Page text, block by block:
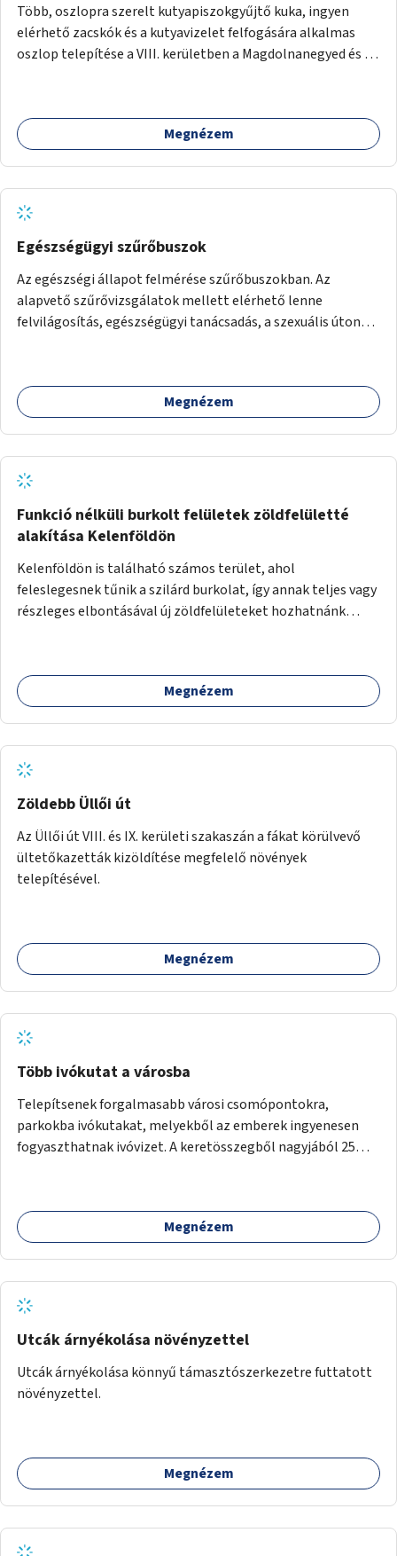
Több, oszlopra szerelt kutyapiszokgyűjtő kuka, ingyen
elérhető zacskók és a kutyavizelet felfogására alkalmas
oszlop telepítése a VIII. kerületben a Magdolnanegyed és a
Megnézem
Egészségügyi szűrőbuszok
Az egészségi állapot felmérése szűrőbuszokban. Az
alapvető szűrővizsgálatok mellett elérhető lenne
felvilágosítás, egészségügyi tanácsadás, a szexuális úton
Megnézem
Funkció nélküli burkolt felületek zöldfelületté
alakítása Kelenföldön
Kelenföldön is található számos terület, ahol
feleslegesnek tűnik a szilárd burkolat, így annak teljes vagy
részleges elbontásával új zöldfelületeket hozhatnánk
aszfaltos területek.
Megnézem
Zöldebb Üllői út
Az Üllői út VIII. és IX. kerületi szakaszán a fákat körülvevő
ültetőkazetták kizöldítése megfelelő növények
telepítésével.
Megnézem
Több ivókutat a városba
Telepítsenek forgalmasabb városi csomópontokra,
parkokba ivókutakat, melyekből az emberek ingyenesen
fogyaszthatnak ivóvizet. A keretösszegből nagyjából 25
Megnézem
Utcák árnyékolása növényzettel
Utcák árnyékolása könnyű támasztószerkezetre futtatott
növényzettel.
Megnézem